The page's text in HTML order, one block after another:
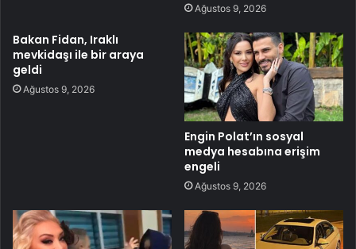
Ağustos 9, 2026
Bakan Fidan, Iraklı
mevkidaşı ile bir araya
geldi
Ağustos 9, 2026
Engin Polat’ın sosyal
medya hesabına erişim
engeli
Ağustos 9, 2026